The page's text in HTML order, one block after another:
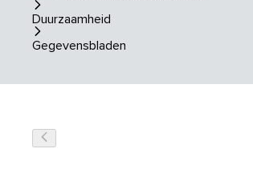
Duurzaamheid
Gegevensbladen